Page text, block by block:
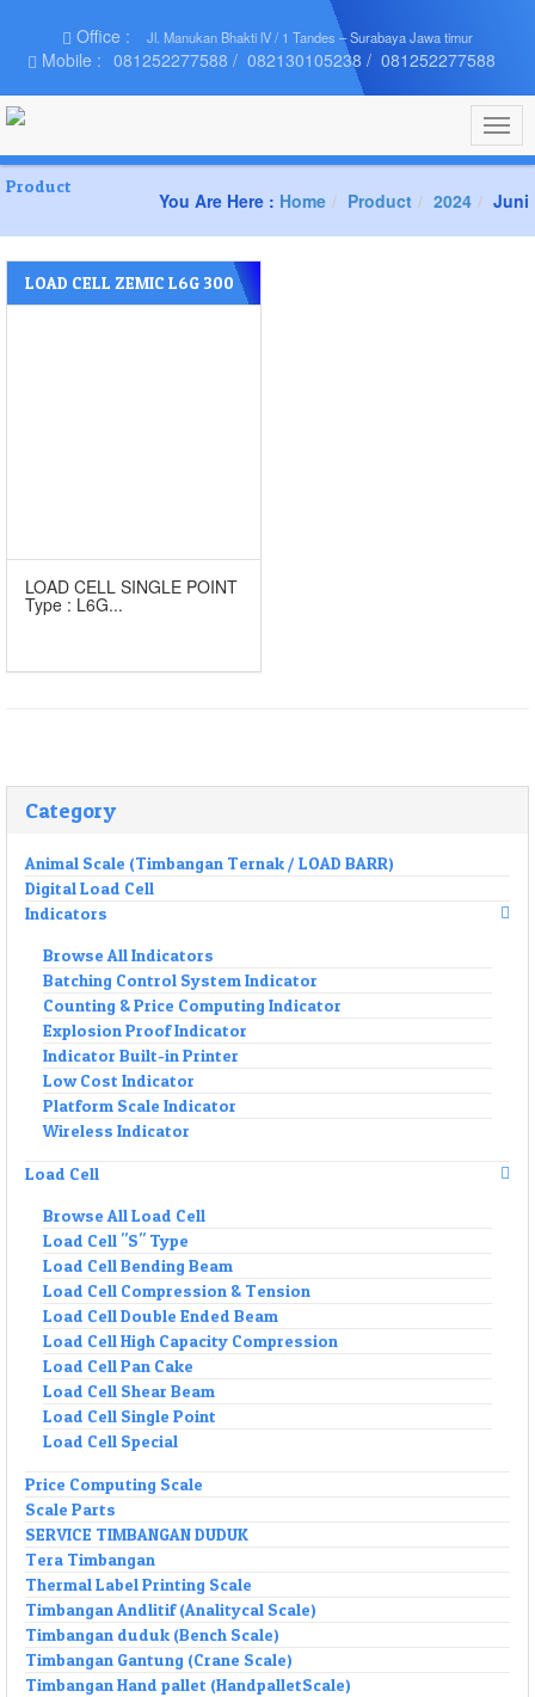
Office : Jl. Manukan Bhakti lV / 1 Tandes – Surabaya Jawa timur
Mobile : 081252277588 082130105238 081252277588
Product
You Are Here : Home Product 2024 Juni
LOAD CELL ZEMIC L6G 300
Kg SURABAYA
LOAD CELL SINGLE POINT
Type : L6G...
Category
Animal Scale (Timbangan Ternak / LOAD BARR)
Digital Load Cell
Indicators
Browse All Indicators
Batching Control System Indicator
Counting & Price Computing Indicator
Explosion Proof Indicator
Indicator Built-in Printer
Low Cost Indicator
Platform Scale Indicator
Wireless Indicator
Load Cell
Browse All Load Cell
Load Cell "S" Type
Load Cell Bending Beam
Load Cell Compression & Tension
Load Cell Double Ended Beam
Load Cell High Capacity Compression
Load Cell Pan Cake
Load Cell Shear Beam
Load Cell Single Point
Load Cell Special
Price Computing Scale
Scale Parts
SERVICE TIMBANGAN DUDUK
Tera Timbangan
Thermal Label Printing Scale
Timbangan Andlitif (Analitycal Scale)
Timbangan duduk (Bench Scale)
Timbangan Gantung (Crane Scale)
Timbangan Hand pallet (HandpalletScale)